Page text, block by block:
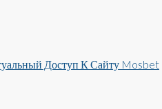
Доступ К Сайту Mosbet